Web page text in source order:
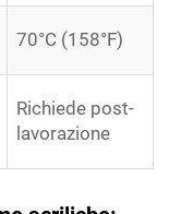
70°C (158°F)
Richiede post-
lavorazione